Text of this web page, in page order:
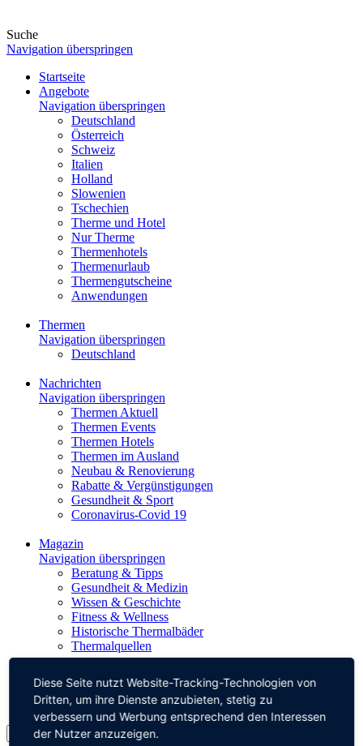
Suche
Navigation überspringen
Startseite
Angebote
Navigation überspringen
Deutschland
Österreich
Schweiz
Italien
Holland
Slowenien
Tschechien
Therme und Hotel
Nur Therme
Thermenhotels
Thermenurlaub
Thermengutscheine
Anwendungen
Thermen
Navigation überspringen
Deutschland
Nachrichten
Navigation überspringen
Thermen Aktuell
Thermen Events
Thermen Hotels
Thermen im Ausland
Neubau & Renovierung
Rabatte & Vergünstigungen
Gesundheit & Sport
Coronavirus-Covid 19
Magazin
Navigation überspringen
Beratung & Tipps
Gesundheit & Medizin
Wissen & Geschichte
Fitness & Wellness
Historische Thermalbäder
Thermalquellen
Impressum
Datenschutz
Diese Seite nutzt Website-Tracking-Technologien von
Dritten, um ihre Dienste anzubieten, stetig zu
verbessern und Werbung entsprechend den Interessen
der Nutzer anzuzeigen.